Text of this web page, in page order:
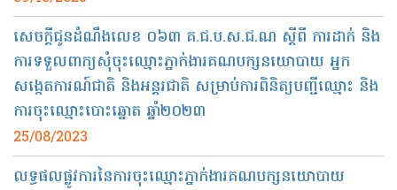
សេចក្តីជូនដំណឹងលេខ ០៦៣ គ.ជ.ប.ស.ជ.ណ ស្តីពី ការដាក់ និង
ការទទួលពាក្យសុំចុះឈ្មោះភ្នាក់ងារគណបក្សនយោបាយ អ្នក
សង្កេតការណ៍ជាតិ និងអន្តរជាតិ សម្រាប់ការពិនិត្យបញ្ជីឈ្មោះ និង
ការចុះឈ្មោះបោះឆ្នោត ឆ្នាំ២០២៣
25/08/2023
លទ្ធផលផ្លូវការនៃការចុះឈ្មោះភ្នាក់ងារគណបក្សនយោបាយ